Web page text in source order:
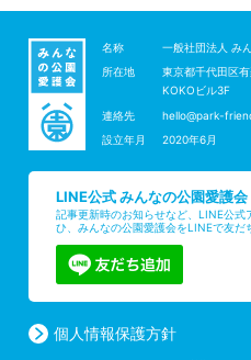
名称
一般社団法人 み
所在地
東京都千代田区
KOKOビル3F
連絡先
hello@park-
設立年月
2020年6月
LINE公式 みんなの公園愛護会
記事更新時のお知らせなど、LINE公
ひ、みんなの公園愛護会をLINEで友だ
個人情報保護方針